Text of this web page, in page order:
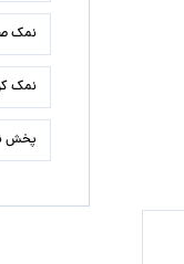
نمک
نمک
پخش